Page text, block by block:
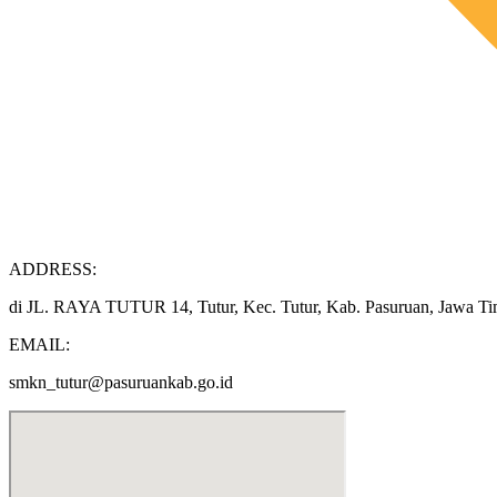
ADDRESS:
di JL. RAYA TUTUR 14, Tutur, Kec. Tutur, Kab. Pasuruan, Jawa
EMAIL:
smkn_tutur@pasuruankab.go.id